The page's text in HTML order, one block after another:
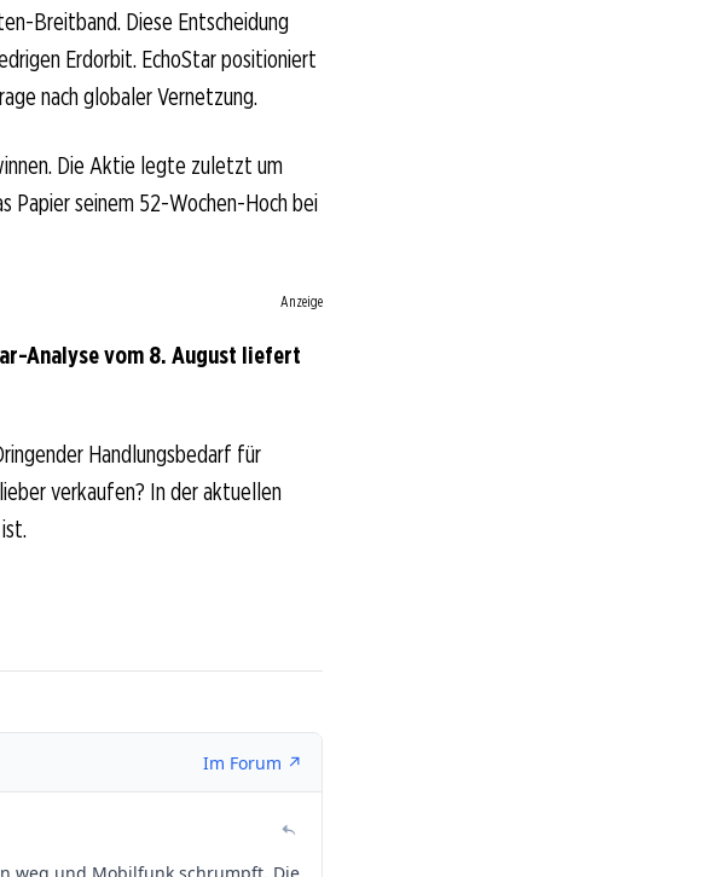
Breitband. Diese Entscheidung
Erdorbit. EchoStar positioniert
nach globaler Vernetzung.
Die Aktie legte zuletzt um
Papier seinem 52-Wochen-Hoch bei
Anzeige
Analyse vom 8. August liefert
Handlungsbedarf für
verkaufen? In der aktuellen